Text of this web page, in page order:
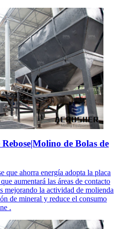
de Bolas de
que ahorra energía adopta la placa
aumentará las áreas de contacto
mejorando la actividad de molienda
de mineral y reduce el consumo
.